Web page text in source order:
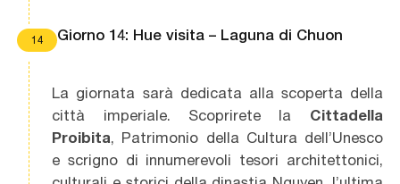
14 Giorno 14: Hue visita – Laguna di Chuon
La giornata sarà dedicata alla scoperta della
città imperiale. Scoprirete la Cittadella
Proibita, Patrimonio della Cultura dell’Unesco
e scrigno di innumerevoli tesori architettonici,